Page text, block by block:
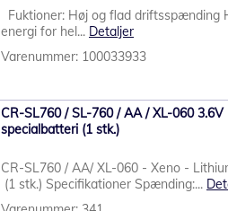
Fuktioner: Høj og flad driftsspænding
energi for hel... Detaljer
Varenummer: 100033933
CR-SL760 / SL-760 / AA / XL-060
specialbatteri (1 stk.)
CR-SL760 / AA/ XL-060 - Xeno -
(1 stk.) Specifikationer Spænding:...